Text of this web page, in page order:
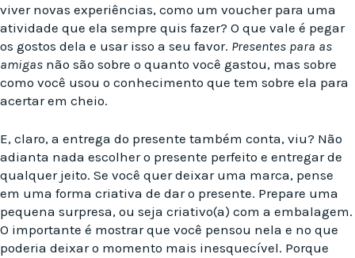
viver novas experiências, como um voucher para uma
atividade que ela sempre quis fazer? O que vale é pegar
os gostos dela e usar isso a seu favor. Presentes para as
amigas não são sobre o quanto você gastou, mas sobre
como você usou o conhecimento que tem sobre ela para
acertar em cheio.
E, claro, a entrega do presente também conta, viu? Não
adianta nada escolher o presente perfeito e entregar de
qualquer jeito. Se você quer deixar uma marca, pense
em uma forma criativa de dar o presente. Prepare uma
pequena surpresa, ou seja criativo(a) com a embalagem.
O importante é mostrar que você pensou nela e no que
poderia deixar o momento mais inesquecível. Porque